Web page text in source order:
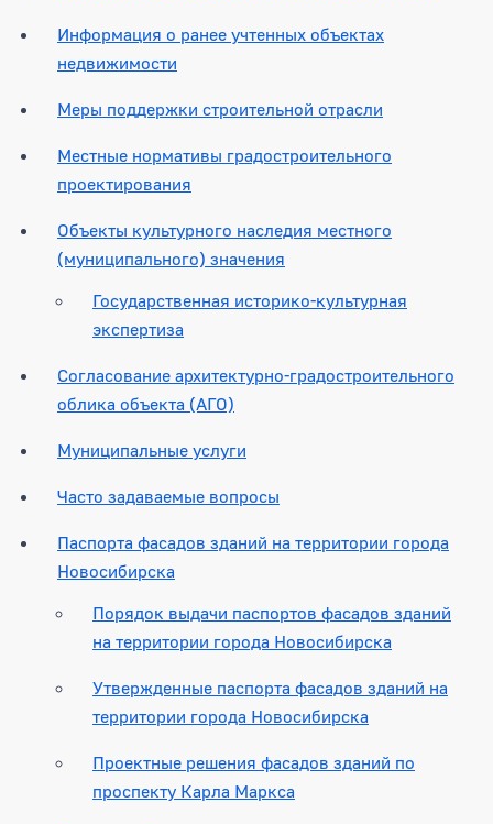
Информация о ранее учтенных объектах
недвижимости
Меры поддержки строительной отрасли
Местные нормативы градостроительного
проектирования
Объекты культурного наследия местного
(муниципального) значения
Государственная историко-культурная
экспертиза
Согласование архитектурно-градостроительного
облика объекта (АГО)
Муниципальные услуги
Часто задаваемые вопросы
Паспорта фасадов зданий на территории города
Новосибирска
Порядок выдачи паспортов фасадов зданий
на территории города Новосибирска
Утвержденные паспорта фасадов зданий на
территории города Новосибирска
Проектные решения фасадов зданий по
проспекту Карла Маркса